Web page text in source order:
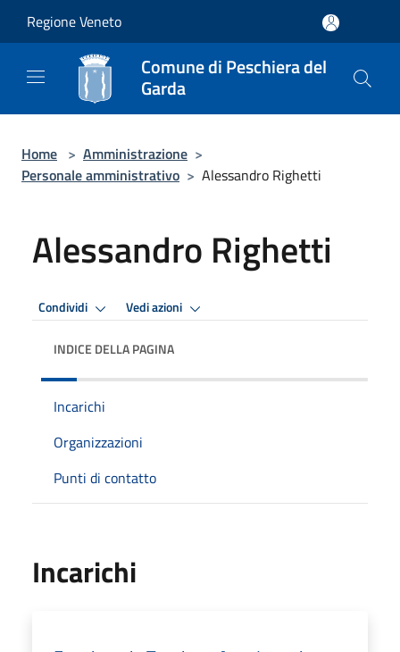
Regione Veneto
Comune di Peschiera del
Garda
Home > Amministrazione >
Personale amministrativo > Alessandro Righetti
Alessandro Righetti
Condividi Vedi azioni
INDICE DELLA PAGINA
Incarichi
Organizzazioni
Punti di contatto
Incarichi